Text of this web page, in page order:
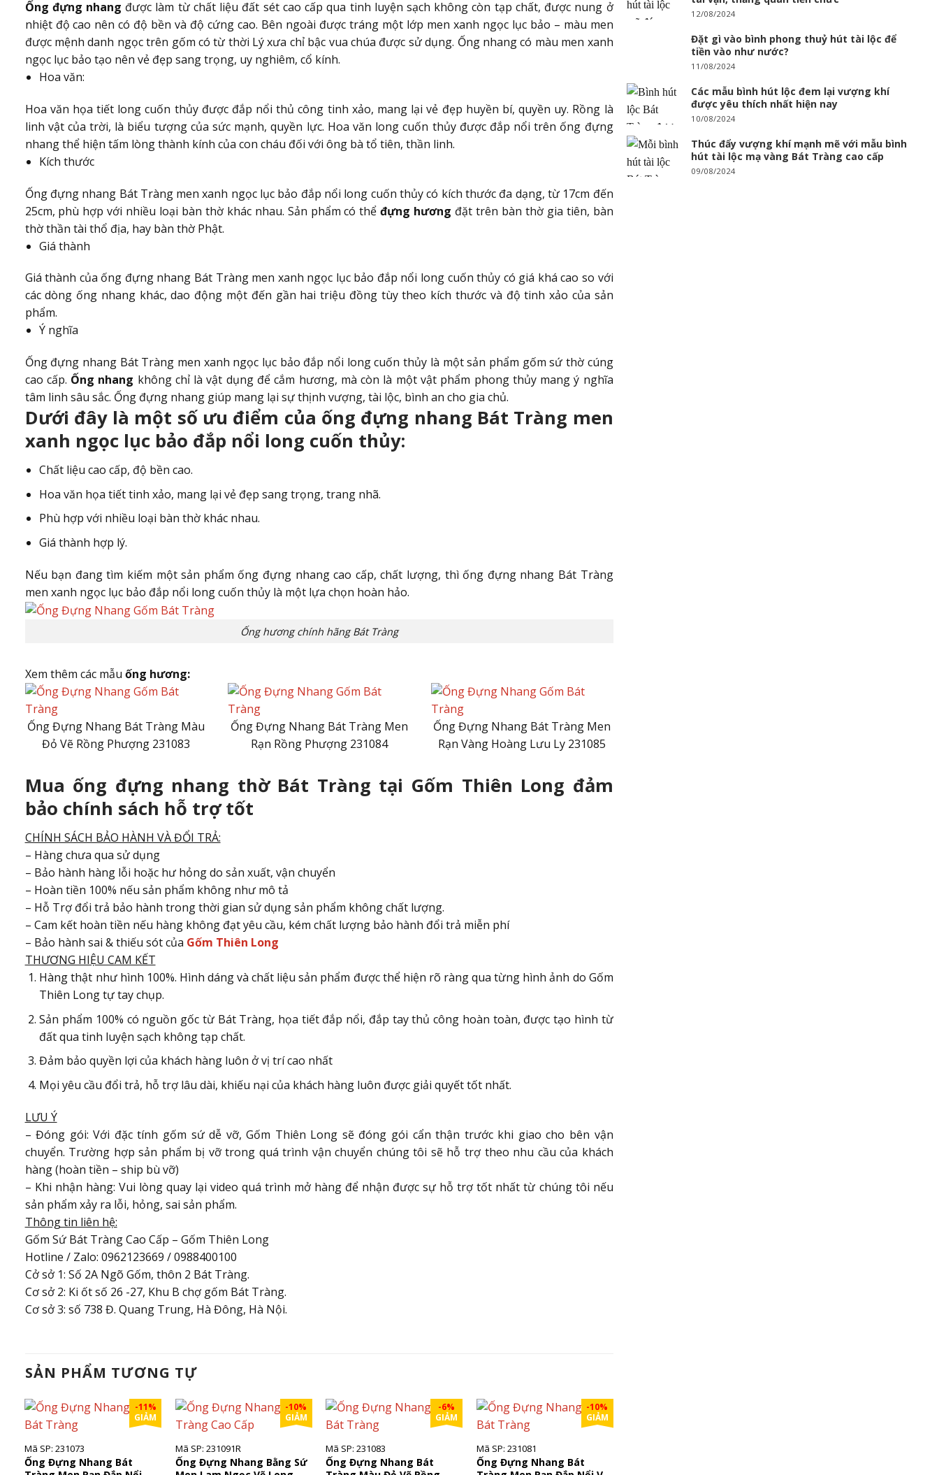
Ống đựng nhang được làm từ chất liệu đất sét cao cấp qua tinh luyện sạch không còn tạp chất, được nung ở
nhiệt độ cao nên có độ bền và độ cứng cao. Bên ngoài được tráng một lớp men xanh ngọc lục bảo – màu men
được mệnh danh ngọc trên gốm có từ thời Lý xưa chỉ bậc vua chúa được sử dụng. Ống nhang có màu men xanh
ngọc lục bảo tạo nên vẻ đẹp sang trọng, uy nghiêm, cổ kính.
Hoa văn:
Hoa văn họa tiết long cuốn thủy được đắp nổi thủ công tinh xảo, mang lại vẻ đẹp huyền bí, quyền uy. Rồng là
linh vật của trời, là biểu tượng của sức mạnh, quyền lực. Hoa văn long cuốn thủy được đắp nổi trên ống đựng
nhang thể hiện tấm lòng thành kính của con cháu đối với ông bà tổ tiên, thần linh.
Kích thước
Ống đựng nhang Bát Tràng men xanh ngọc lục bảo đắp nổi long cuốn thủy có kích thước đa dạng, từ 17cm đến
25cm, phù hợp với nhiều loại bàn thờ khác nhau. Sản phẩm có thểđựng hương đặt trên bàn thờ gia tiên, bàn
thờ thần tài thổ địa, hay bàn thờ Phật.
Giá thành
Giá thành của ống đựng nhang Bát Tràng men xanh ngọc lục bảo đắp nổi long cuốn thủy có giá khá cao so với
các dòng ống nhang khác, dao động một đến gần hai triệu đồng tùy theo kích thước và độ tinh xảo của sản
phẩm.
Ý nghĩa
Ống đựng nhang Bát Tràng men xanh ngọc lục bảo đắp nổi long cuốn thủy là một sản phẩm gốm sứ thờ cúng
cao cấp. Ống nhang không chỉ là vật dụng để cắm hương, mà còn là một vật phẩm phong thủy mang ý nghĩa
tâm linh sâu sắc. Ống đựng nhang giúp mang lại sự thịnh vượng, tài lộc, bình an cho gia chủ.
Dưới đây là một số ưu điểm của ống đựng nhang Bát Tràng men
xanh ngọc lục bảo đắp nổi long cuốn thủy:
Chất liệu cao cấp, độ bền cao.
Hoa văn họa tiết tinh xảo, mang lại vẻ đẹp sang trọng, trang nhã.
Phù hợp với nhiều loại bàn thờ khác nhau.
Giá thành hợp lý.
Nếu bạn đang tìm kiếm một sản phẩm ống đựng nhang cao cấp, chất lượng, thì ống đựng nhang Bát Tràng
men xanh ngọc lục bảo đắp nổi long cuốn thủy là một lựa chọn hoàn hảo.
Ống hương chính hãng Bát Tràng
Xem thêm các mẫu ống hương:
Ống Đựng Nhang Bát Tràng Màu
Đỏ Vẽ Rồng Phượng 231083
Ống Đựng Nhang Bát Tràng Men
Rạn Rồng Phượng 231084
Ống Đựng Nhang Bát Tràng Men
Rạn Vàng Hoàng Lưu Ly 231085
Mua ống đựng nhang thờ Bát Tràng tại Gốm Thiên Long đảm
bảo chính sách hỗ trợ tốt
CHÍNH SÁCH BẢO HÀNH VÀ ĐỔI TRẢ:
– Hàng chưa qua sử dụng
– Bảo hành hàng lỗi hoặc hư hỏng do sản xuất, vận chuyển
– Hoàn tiền 100% nếu sản phẩm không như mô tả
– Hỗ Trợ đổi trả bảo hành trong thời gian sử dụng sản phẩm không chất lượng.
– Cam kết hoàn tiền nếu hàng không đạt yêu cầu, kém chất lượng bảo hành đổi trả miễn phí
– Bảo hành sai & thiếu sót của Gốm Thiên Long
THƯƠNG HIỆU CAM KẾT
Hàng thật như hình 100%. Hình dáng và chất liệu sản phẩm được thể hiện rõ ràng qua từng hình ảnh do Gốm
Thiên Long tự tay chụp.
Sản phẩm 100% có nguồn gốc từ Bát Tràng, họa tiết đắp nổi, đắp tay thủ công hoàn toàn, được tạo hình từ
đất qua tinh luyện sạch không tạp chất.
Đảm bảo quyền lợi của khách hàng luôn ở vị trí cao nhất
Mọi yêu cầu đổi trả, hỗ trợ lâu dài, khiếu nại của khách hàng luôn được giải quyết tốt nhất.
LƯU Ý
– Đóng gói: Với đặc tính gốm sứ dễ vỡ, Gốm Thiên Long sẽ đóng gói cẩn thận trước khi giao cho bên vận
chuyển. Trường hợp sản phẩm bị vỡ trong quá trình vận chuyển chúng tôi sẽ hỗ trợ theo nhu cầu của khách
hàng (hoàn tiền – ship bù vỡ)
– Khi nhận hàng: Vui lòng quay lại video quá trình mở hàng để nhận được sự hỗ trợ tốt nhất từ chúng tôi nếu
sản phẩm xảy ra lỗi, hỏng, sai sản phẩm.
Thông tin liên hệ:
Gốm Sứ Bát Tràng Cao Cấp – Gốm Thiên Long
Hotline / Zalo: 0962123669 / 0988400100
Cở sở 1: Số 2A Ngõ Gốm, thôn 2 Bát Tràng.
Cơ sở 2: Ki ốt số 26 -27, Khu B chợ gốm Bát Tràng.
Cơ sở 3: số 738 Đ. Quang Trung, Hà Đông, Hà Nội.
SẢN PHẨM TƯƠNG TỰ
-11%
GIẢM
Mã SP: 231073
Ống Đựng Nhang Bát
-10%
GIẢM
Mã SP: 231091R
Ống Đựng Nhang Bằng Sứ
-6%
GIẢM
Mã SP: 231083
Ống Đựng Nhang Bát
-10%
GIẢM
Mã SP: 231081
Ống Đựng Nhang Bát
12/08/2024
Đặt gì vào bình phong thuỷ hút tài lộc để
tiền vào như nước?
11/08/2024
Các mẫu bình hút lộc đem lại vượng khí
được yêu thích nhất hiện nay
10/08/2024
Thúc đẩy vượng khí mạnh mẽ với mẫu bình
hút tài lộc mạ vàng Bát Tràng cao cấp
09/08/2024